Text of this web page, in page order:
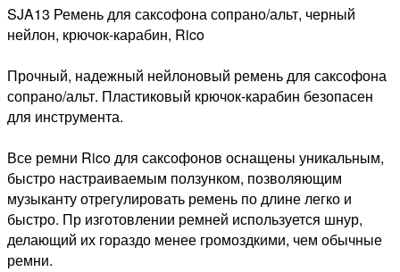
SJA13 Ремень для саксофона сопрано/альт, черный
нейлон, крючок-карабин, Rico
Прочный, надежный нейлоновый ремень для саксофона
сопрано/альт. Пластиковый крючок-карабин безопасен
для инструмента.
Все ремни Rico для саксофонов оснащены уникальным,
быстро настраиваемым ползунком, позволяющим
музыканту отрегулировать ремень по длине легко и
быстро. Пр изготовлении ремней используется шнур,
делающий их гораздо менее громоздкими, чем обычные
ремни.